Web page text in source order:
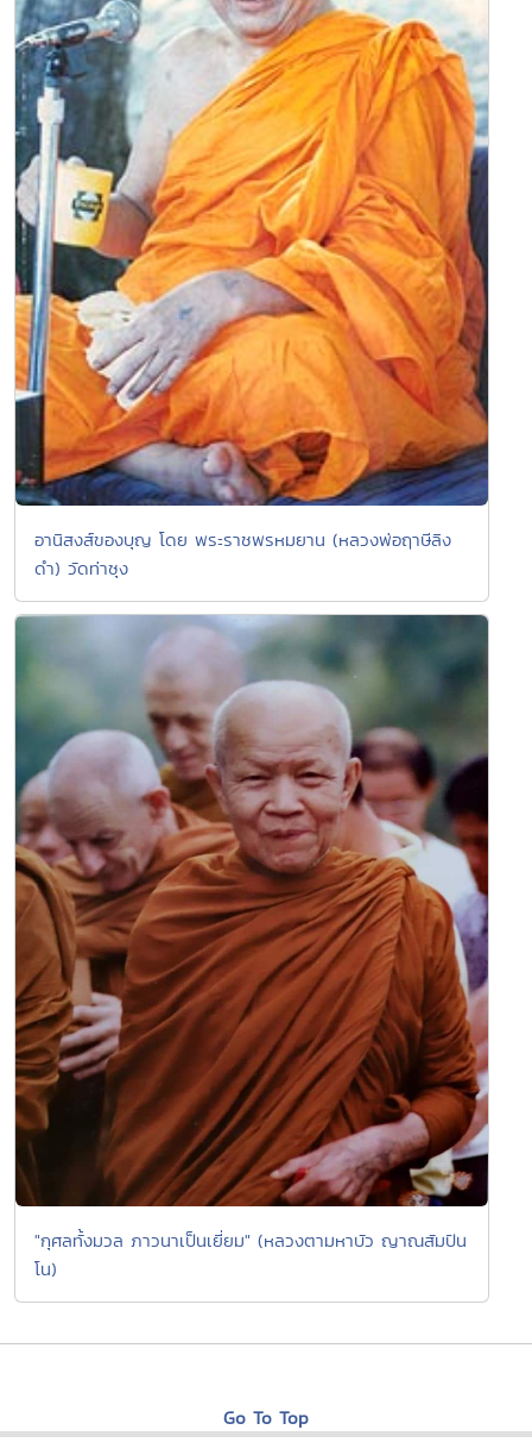
อานิสงส์ของบุญ โดย พระราชพรหมยาน (หลวงพ่อฤาษีลิง
ดำ) วัดท่าซุง
"กุศลทั้งมวล ภาวนาเป็นเยี่ยม" (หลวงตามหาบัว ญาณสัมปัน
โน)
Go To Top